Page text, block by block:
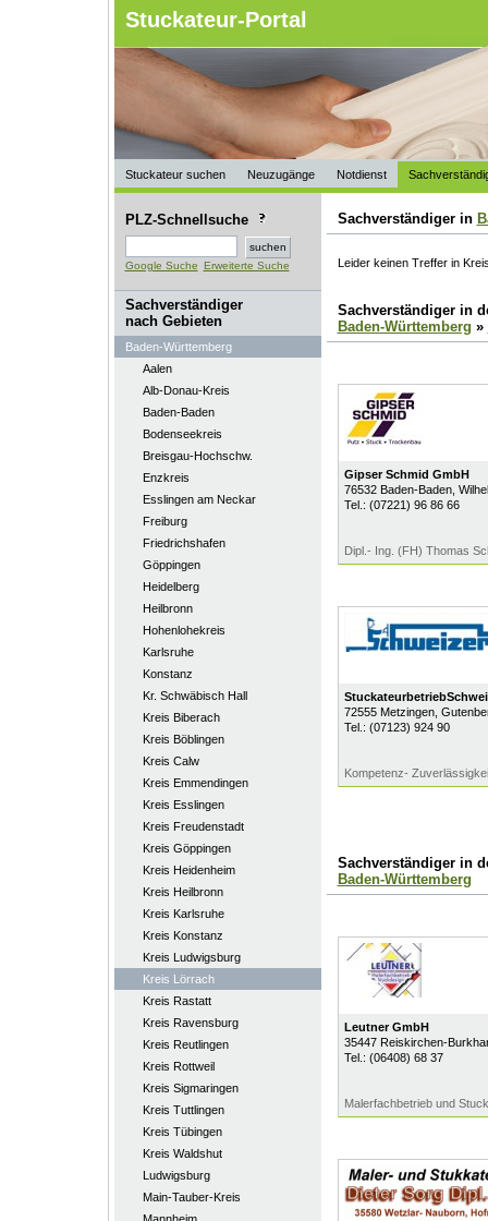
Stuckateur-Portal
Stuckateur suchen Neuzugänge Notdienst
PLZ-Schnellsuche
Google Suche Erweiterte Suche
Sachverständiger
nach Gebieten
Baden-Württemberg
Aalen
Alb-Donau-Kreis
Baden-Baden
Bodenseekreis
Breisgau-Hochschw.
Enzkreis
Esslingen am Neckar
Freiburg
Friedrichshafen
Göppingen
Heidelberg
Heilbronn
Hohenlohekreis
Karlsruhe
Konstanz
Kr. Schwäbisch Hall
Kreis Biberach
Kreis Böblingen
Kreis Calw
Kreis Emmendingen
Kreis Esslingen
Kreis Freudenstadt
Kreis Göppingen
Kreis Heidenheim
Kreis Heilbronn
Kreis Karlsruhe
Kreis Konstanz
Kreis Ludwigsburg
Kreis Lörrach
Kreis Rastatt
Kreis Ravensburg
Kreis Reutlingen
Kreis Rottweil
Kreis Sigmaringen
Kreis Tuttlingen
Kreis Tübingen
Kreis Waldshut
Ludwigsburg
Main-Tauber-Kreis
Sachverständiger in
Leider keinen Treffer in
Sachverständiger in
Baden-Württemberg »
Gipser Schmid GmbH
76532 Baden-Baden,
Tel.: (07221) 96 86 66
Dipl.- Ing. (FH) Thomas
72555 Metzingen,
Tel.: (07123) 924 90
Kompetenz-
Sachverständiger in
Baden-Württemberg
Leutner GmbH
35447 Reiskirchen-
Tel.: (06408) 68 37
Malerfachbetrieb und